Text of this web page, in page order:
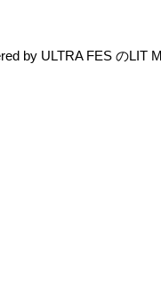
by ULTRA FES のLIT